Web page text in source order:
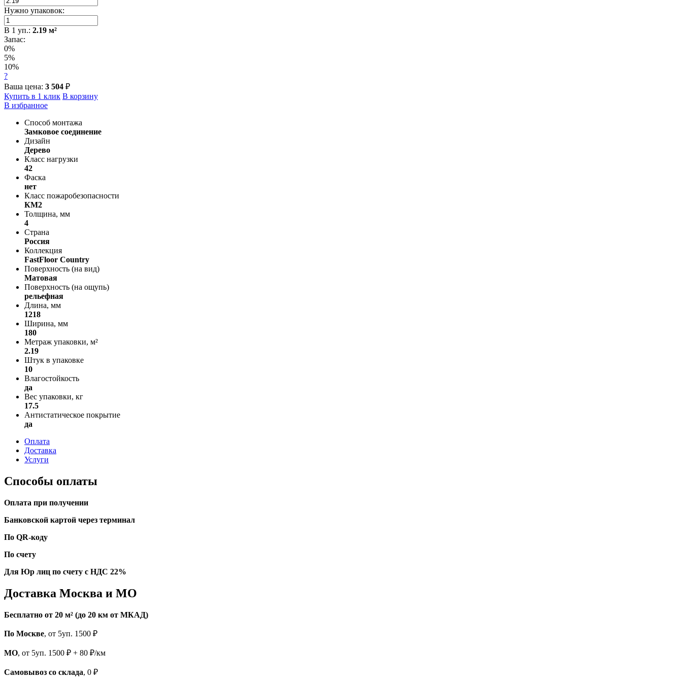
Нужно упаковок:
В 1 уп.: 2.19 м²
Запас:
0%
5%
10%
?
Ваша цена: 3 504 ₽
Купить в 1 клик В корзину
В избранное
Способ монтажа
Замковое соединение
Дизайн
Дерево
Класс нагрузки
42
Фаска
нет
Класс пожаробезопасности
КМ2
Толщина, мм
4
Страна
Россия
Коллекция
FastFloor Country
Поверхность (на вид)
Матовая
Поверхность (на ощупь)
рельефная
Длина, мм
1218
Ширина, мм
180
Метраж упаковки, м²
2.19
Штук в упаковке
10
Влагостойкость
да
Вес упаковки, кг
17.5
Антистатическое покрытие
да
Оплата
Доставка
Услуги
Способы оплаты
Оплата при получении
Банковской картой через терминал
По QR-коду
По счету
Для Юр лиц по счету с НДС 22%
Доставка Москва и МО
Бесплатно от 20 м² (до 20 км от МКАД)
По Москве, от 5уп. 1500 ₽
МО, от 5уп. 1500 ₽ + 80 ₽/км
Самовывоз со склада, 0 ₽